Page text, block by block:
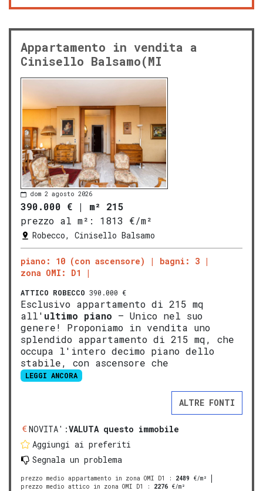
Appartamento in vendita a
Cinisello Balsamo(MI
dom 2 agosto 2026
390.000 € | m² 215
prezzo al m²:
1813 €/m²
Robecco, Cinisello Balsamo
piano: 10 (con ascensore)
bagni: 3
zona OMI: D1
ATTICO ROBECCO 390.000 €
Esclusivo appartamento di 215 mq
all' ultimo piano – Unico nel suo
genere! Proponiamo in vendita uno
splendido appartamento di 215 mq, che
occupa l'intero decimo piano dello
stabile, con ascensore che
LEGGI ANCORA
ALTRE FONTI
NOVITA':VALUTA questo immobile
Aggiungi ai preferiti
Segnala un problema
prezzo medio appartamento in zona OMI D1 : 2489 €/m²
prezzo medio attico in zona OMI D1
: 2276 €/m²